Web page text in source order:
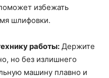
избежать
шлифовки.
работы: Держите
но без излишнего
машину плавно и